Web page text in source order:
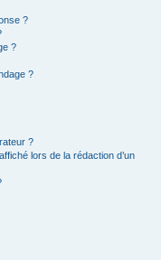
?
?
?
?
lors de la rédaction d’un